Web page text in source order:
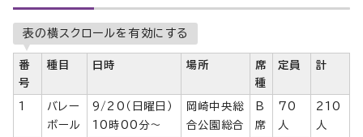
表の横スクロールを有効にする
番
号
種目 日時 場所
席
種
定員 計
1
バレー
ボール
9/20（日曜日）
10時00分〜
岡崎中央総
合公園総合
B
席
70
人
210
人